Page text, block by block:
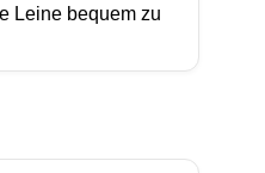
Leine bequem zu